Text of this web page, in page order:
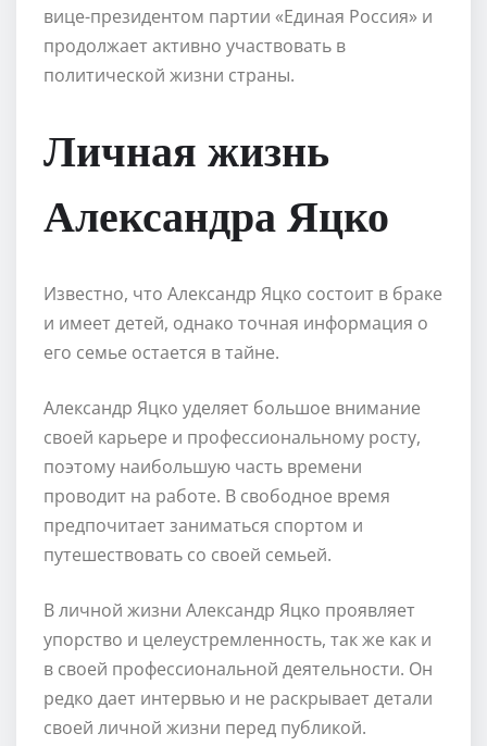
вице-президентом партии «Единая Россия» и
продолжает активно участвовать в
политической жизни страны.
Личная жизнь
Александра Яцко
Известно, что Александр Яцко состоит в браке
и имеет детей, однако точная информация о
его семье остается в тайне.
Александр Яцко уделяет большое внимание
своей карьере и профессиональному росту,
поэтому наибольшую часть времени
проводит на работе. В свободное время
предпочитает заниматься спортом и
путешествовать со своей семьей.
В личной жизни Александр Яцко проявляет
упорство и целеустремленность, так же как и
в своей профессиональной деятельности. Он
редко дает интервью и не раскрывает детали
своей личной жизни перед публикой.